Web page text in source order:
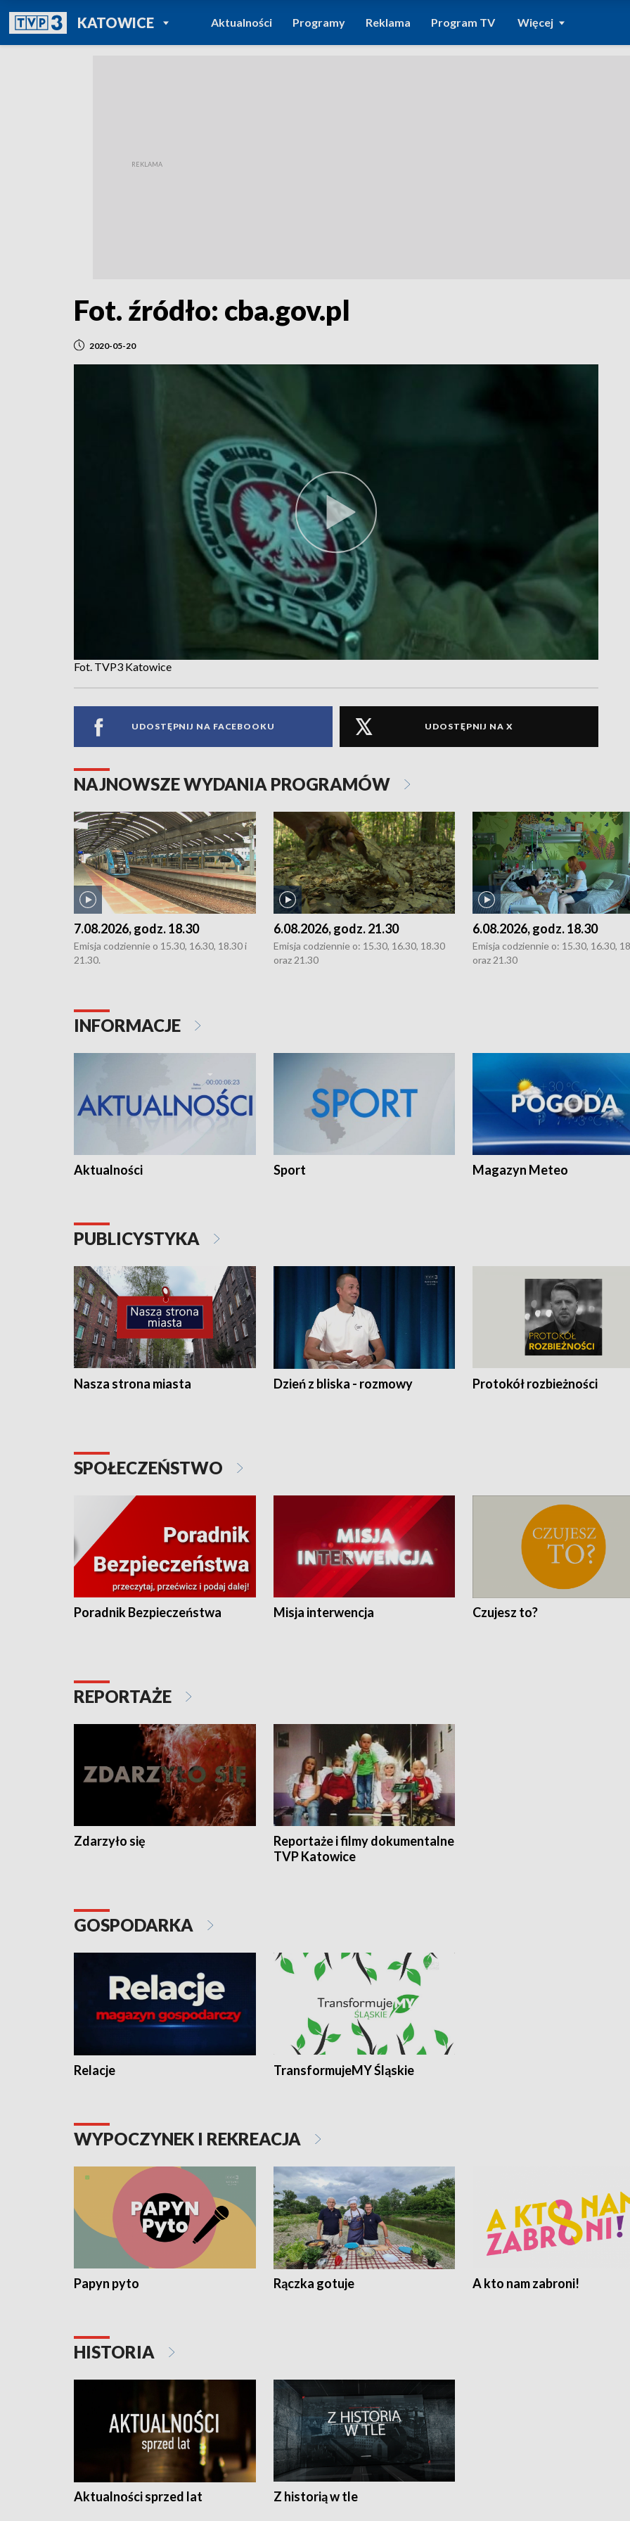
KATOWICEPOWRÓT DO
TVP REGIONY
Aktualności Programy Reklama Program TV Więcej
Fot. źródło: cba.gov.pl
2020-05-20
Fot. TVP3 Katowice
UDOSTĘPNIJ NA FACEBOOKU UDOSTĘPNIJ NA X
NAJNOWSZE WYDANIA PROGRAMÓW
7.08.2026, godz. 18.30
Emisja codziennie o 15.30, 16.30, 18.30 i
21.30.
6.08.2026, godz. 21.30
Emisja codziennie o: 15.30, 16.30, 18.30
oraz 21.30
6.08.2026, godz. 18.30
Emisja codziennie o: 15.30, 16.30,
oraz 21.30
INFORMACJE
Aktualności Sport Magazyn Meteo
PUBLICYSTYKA
Nasza strona miasta Dzień z bliska - rozmowy Protokół rozbieżności
SPOŁECZEŃSTWO
Poradnik Bezpieczeństwa Misja interwencja Czujesz to?
REPORTAŻE
Zdarzyło się
Reportaże i filmy dokumentalne
TVP Katowice
GOSPODARKA
Relacje TransformujeMY Śląskie
WYPOCZYNEK I REKREACJA
Papyn pyto Rączka gotuje A kto nam zabroni!
HISTORIA
Aktualności sprzed lat Z historią w tle